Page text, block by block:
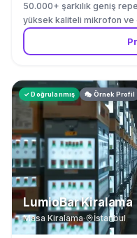
50.000+ şarkılık geniş
yüksek kaliteli mikrofon ve
doğum günleri için.
✓ Doğrulanmış 🎭 Örnek Profil
LumioBar Kiralama
Masa Kiralama· İstanbul